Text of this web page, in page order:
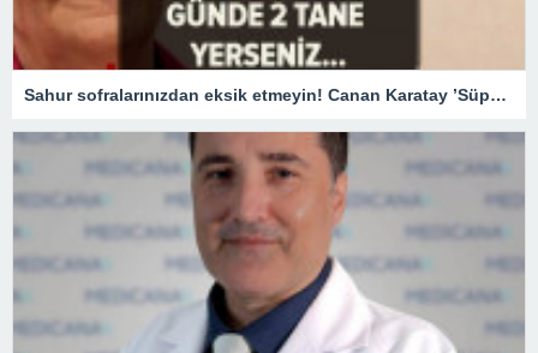
Sahur sofralarınızdan eksik etmeyin! Canan Karatay ’Süper besin’ diyerek açıkladı! Günde 2 adet tüketirseniz…